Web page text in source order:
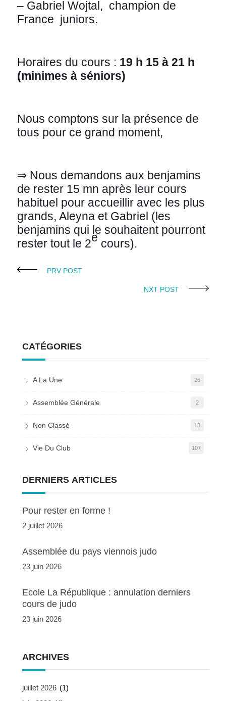
– Gabriel Wojtal, champion de
France juniors.
Horaires du cours : 19 h 15 à 21 h
(minimes à séniors)
Nous comptons sur la présence de
tous pour ce grand moment,
⇒ Nous demandons aux benjamins
de rester 15 mn après leur cours
habituel pour accueillir avec les plus
grands, Aleyna et Gabriel (les
benjamins qui le souhaitent pourront
rester tout le 2e cours).
PRV POST
NXT POST
CATÉGORIES
A La Une 26
Assemblée Générale 2
Non Classé 13
Vie Du Club 107
DERNIERS ARTICLES
Pour rester en forme !
2 juillet 2026
Assemblée du pays viennois judo
23 juin 2026
Ecole La République : annulation derniers
cours de judo
23 juin 2026
ARCHIVES
juillet 2026 (1)